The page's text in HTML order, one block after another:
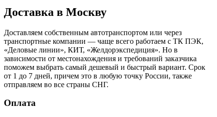
Доставка в Москву
Доставляем собственным автотранспортом или через
транспортные компании — чаще всего работаем с ТК ПЭК,
«Деловые линии», КИТ, «Желдорэкспедиция». Но в
зависимости от местонахождения и требований заказчика
поможем выбрать самый дешевый и быстрый вариант. Срок
от 1 до 7 дней, причем это в любую точку России, также
отправляем во все страны СНГ.
Оплата